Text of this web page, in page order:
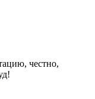
честно,